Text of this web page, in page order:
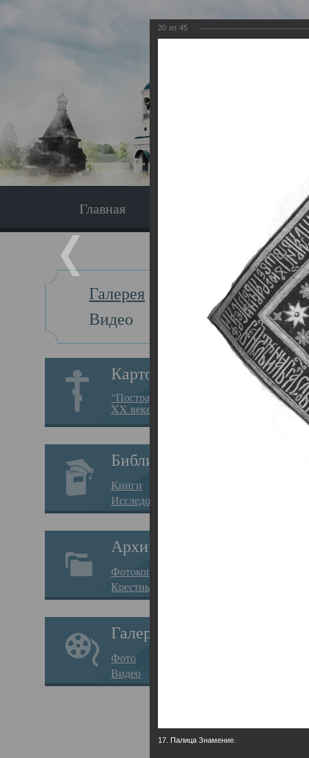
Главная
Галерея
Видео
Картотека
“Пострадавшие за веру в
XX веке на Севере”
Библиотека
Книги
Исследования
Архив
Фотокопии дел
Крестные ходы
Галерея
Фото
Видео
Главная
20 из 45
17. Палица Знамение.